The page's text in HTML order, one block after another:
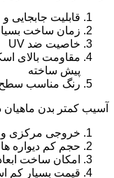
قابلیت جابجایی و
زمان ساخت
خاصیت ضد UV
مقاومت بالای
پیش ساخته
رنگ مناسب سطح
آسیب کمتر بدن
خروجی مرکزی و
حجم کم دیواره
امکان ساخت ابعاد بزرگ از قطر3.5
قیمت بسیار کم